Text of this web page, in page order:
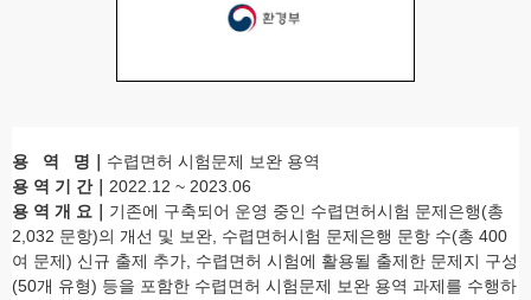
용 역 명
수렵면허 시험문제 보완 용역
용 역 기 간｜ 2022.12 ~ 2023.06
용 역 개 요
기존에 구축되어 운영 중인 수렵면허시험 문제은행(총
2,032 문항)의 개선 및 보완, 수렵면허시험 문제은행 문항 수(총 400
여 문제) 신규 출제 추가, 수렵면허 시험에 활용될 출제한 문제지 구성
(50개 유형) 등을 포함한 수렵면허 시험문제 보완 용역 과제를 수행하